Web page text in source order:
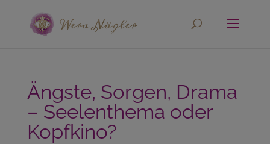
Ängste, Sorgen, Drama
– Seelenthema oder
Kopfkino?